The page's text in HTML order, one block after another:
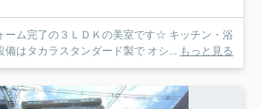
ーム完了の３ＬＤＫの美室です☆ キッチン・浴
はタカラスタンダード製で オシ...
もっと見る